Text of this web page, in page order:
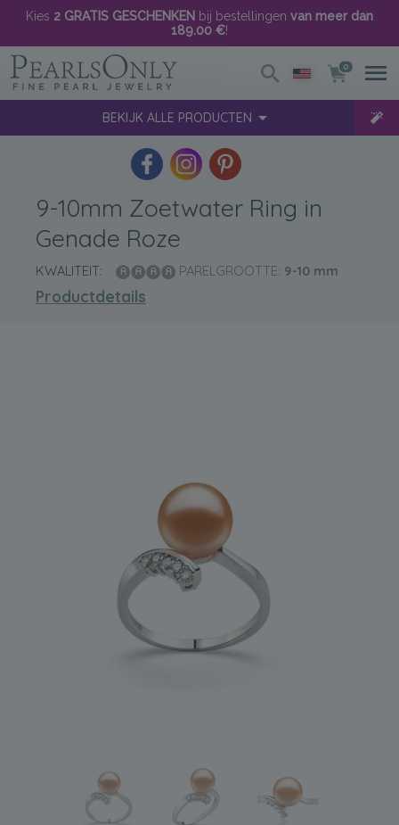
Kies 2 GRATIS GESCHENKEN bij bestellingen van meer dan
189.00 €!
0
BEKIJK ALLE PRODUCTEN
9-10mm Zoetwater Ring in
Genade Roze
KWALITEIT: PARELGROOTTE: 9-10 mm
Productdetails